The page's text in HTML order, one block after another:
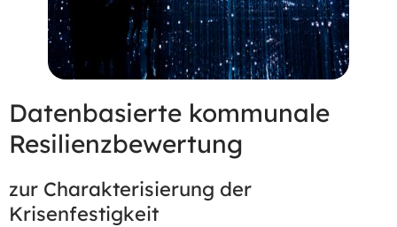
Datenbasierte kommunale
Resilienzbewertung
zur Charakterisierung der
Krisenfestigkeit